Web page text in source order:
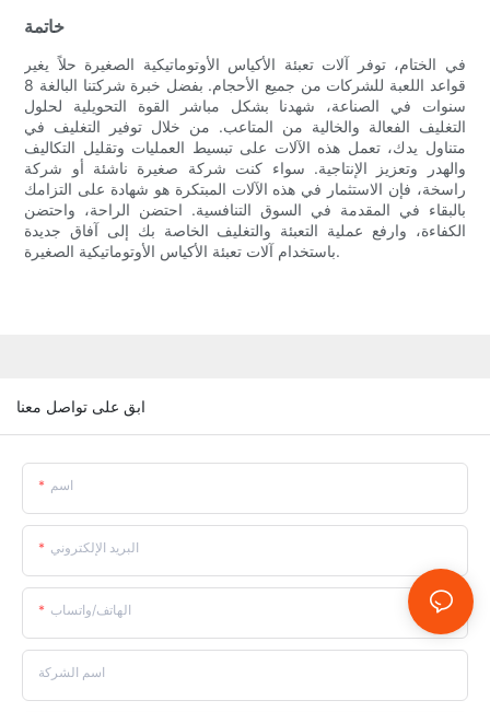
خاتمة
في الختام، توفر آلات تعبئة الأكياس الأوتوماتيكية الصغيرة حلاً يغير
قواعد اللعبة للشركات من جميع الأحجام. بفضل خبرة شركتنا البالغة 8
سنوات في الصناعة، شهدنا بشكل مباشر القوة التحويلية لحلول
التغليف الفعالة والخالية من المتاعب. من خلال توفير التغليف في
متناول يدك، تعمل هذه الآلات على تبسيط العمليات وتقليل التكاليف
والهدر وتعزيز الإنتاجية. سواء كنت شركة صغيرة ناشئة أو شركة
راسخة، فإن الاستثمار في هذه الآلات المبتكرة هو شهادة على التزامك
بالبقاء في المقدمة في السوق التنافسية. احتضن الراحة، واحتضن
الكفاءة، وارفع عملية التعبئة والتغليف الخاصة بك إلى آفاق جديدة
باستخدام آلات تعبئة الأكياس الأوتوماتيكية الصغيرة.
ابق على تواصل معنا
اسم
البريد الإلكتروني
الهاتف/واتساب
اسم الشركة